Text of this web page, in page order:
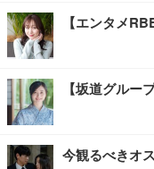
【エンタメ
【坂道グルー
今観るべきオ